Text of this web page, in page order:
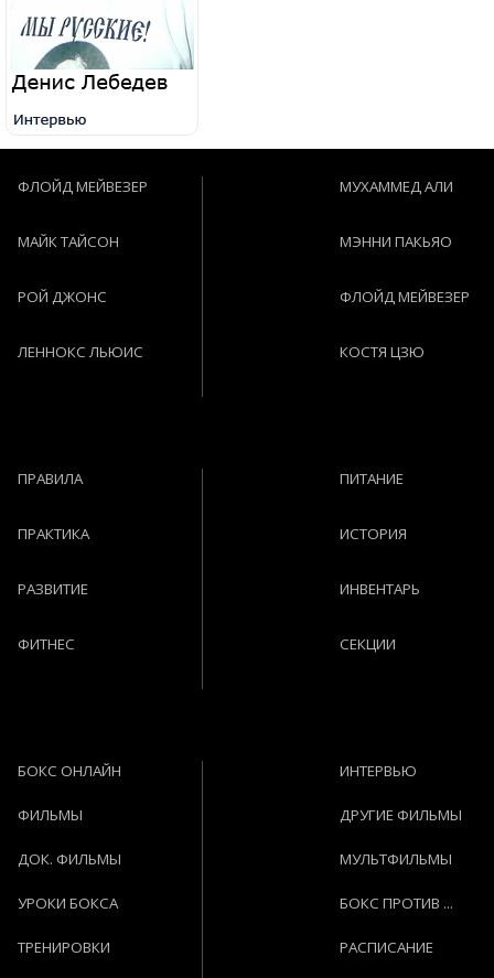
ФЛОЙД МЕЙВЕЗЕР
МАЙК ТАЙСОН
РОЙ ДЖОНС
ЛЕННОКС ЛЬЮИС
МУХАММЕД АЛИ
МЭННИ ПАКЬЯО
ФЛОЙД МЕЙВЕЗЕР
КОСТЯ ЦЗЮ
ПРАВИЛА
ПРАКТИКА
РАЗВИТИЕ
ФИТНЕС
ПИТАНИЕ
ИСТОРИЯ
ИНВЕНТАРЬ
СЕКЦИИ
БОКС ОНЛАЙН
ФИЛЬМЫ
ДОК. ФИЛЬМЫ
УРОКИ БОКСА
ТРЕНИРОВКИ
ИНТЕРВЬЮ
ДРУГИЕ ФИЛЬМЫ
МУЛЬТФИЛЬМЫ
БОКС ПРОТИВ ...
РАСПИСАНИЕ